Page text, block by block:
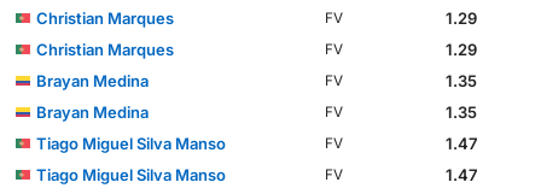
Christian Marques
FV
1.29
Christian Marques
FV
1.29
Brayan Medina
FV
1.35
Brayan Medina
FV
1.35
Tiago Miguel Silva Manso
FV
1.47
Tiago Miguel Silva Manso
FV
1.47